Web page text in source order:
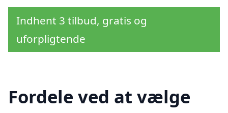
Indhent 3 tilbud, gratis og
uforpligtende
Fordele ved at vælge